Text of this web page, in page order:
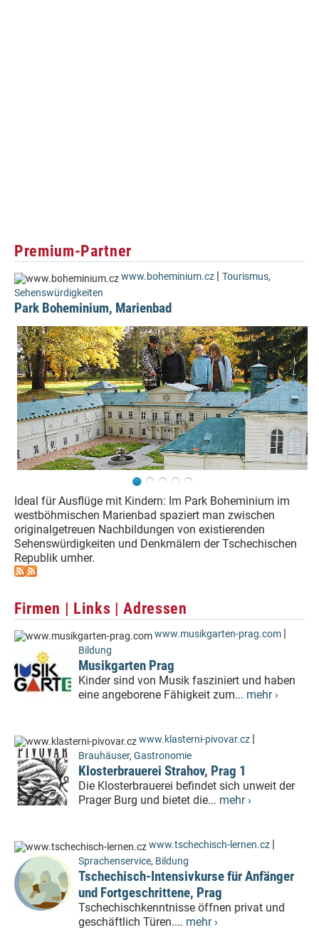
Premium-Partner
www.boheminium.cz | Tourismus,
Sehenswürdigkeiten
Park Boheminium, Marienbad
Ideal für Ausflüge mit Kindern: Im Park Boheminium im
westböhmischen Marienbad spaziert man zwischen
originalgetreuen Nachbildungen von existierenden
Sehenswürdigkeiten und Denkmälern der Tschechischen
Republik umher.
Firmen | Links | Adressen
www.musikgarten-prag.com
Bildung
Musikgarten Prag
Kinder sind von Musik fasziniert und haben
eine angeborene Fähigkeit zum... mehr ›
www.klasterni-pivovar.cz
Brauhäuser, Gastronomie
Klosterbrauerei Strahov, Prag 1
Die Klosterbrauerei befindet sich unweit der
Prager Burg und bietet die... mehr ›
www.tschechisch-lernen.cz
Sprachenservice, Bildung
Tschechisch-Intensivkurse für Anfänger
und Fortgeschrittene, Prag
Tschechischkenntnisse öffnen privat und
geschäftlich Türen.... mehr ›